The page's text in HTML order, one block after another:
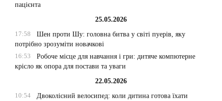
пацієнта
25.05.2026
17:58
Шен проти Шу: головна битва у світі пуерів, яку
потрібно зрозуміти новачкові
16:53
Робоче місце для навчання і гри: дитяче компютерне
крісло як опора для постави та уваги
22.05.2026
10:54
Двоколісний велосипед: коли дитина готова їхати